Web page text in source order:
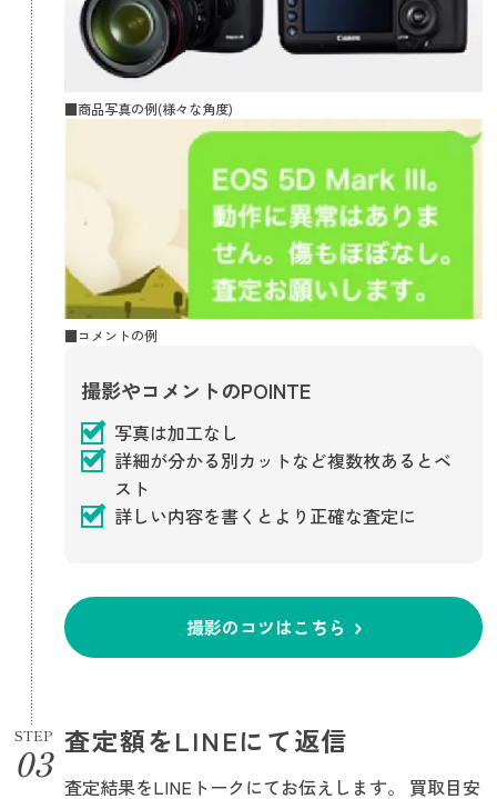
■商品写真の例(様々な角度)
■コメントの例
撮影やコメントのPOINTE
写真は加工なし
詳細が分かる別カットなど複数枚あるとベ
スト
詳しい内容を書くとより正確な査定に
撮影のコツはこちら
STEP 査定額をLINEにて返信
査定結果をLINEトークにてお伝えします。 買取目安